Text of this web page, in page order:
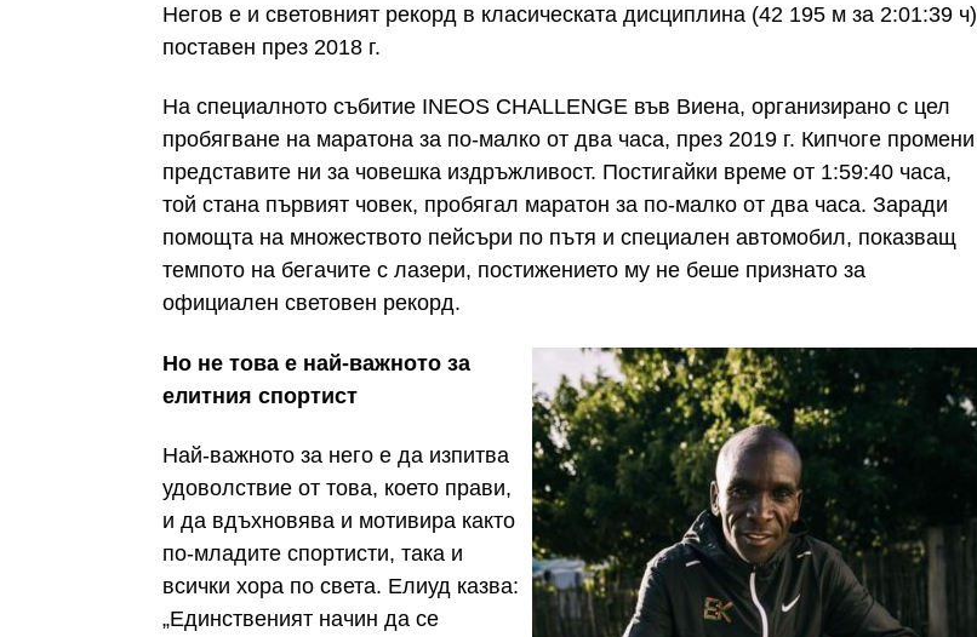
Негов е и световният рекорд в класическата дисциплина (42 195 м за 2:01:39 ч)
поставен през 2018 г.
На специалното събитие INEOS CHALLENGE във Виена, организирано с цел
пробягване на маратона за по-малко от два часа, през 2019 г. Кипчоге промени
представите ни за човешка издръжливост. Постигайки време от 1:59:40 часа,
той стана първият човек, пробягал маратон за по-малко от два часа. Заради
помощта на множеството пейсъри по пътя и специален автомобил, показващ
темпото на бегачите с лазери, постижението му не беше признато за
официален световен рекорд.
Но не това е най-важното за
елитния спортист
Най-важното за него е да изпитва
удоволствие от това, което прави,
и да вдъхновява и мотивира както
по-младите спортисти, така и
всички хора по света. Елиуд казва:
„Единственият начин да се